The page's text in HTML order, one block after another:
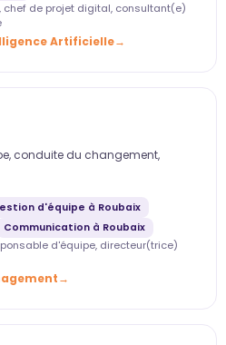
chef de projet digital, consultant(e)
Artificielle
conduite du changement,
d'équipe à Roubaix
Communication à Roubaix
d'équipe, directeur(trice)